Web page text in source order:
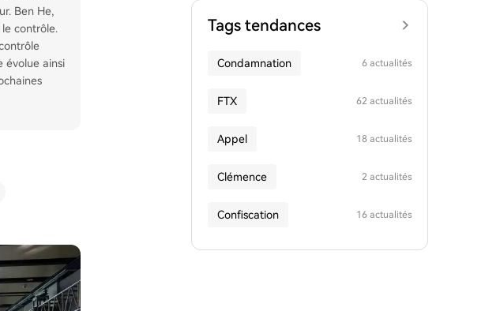
Ben He,
contrôle.
évolue ainsi
Tags tendances
Condamnation 6 actualités
FTX 62 actualités
Appel 18 actualités
Clémence 2 actualités
Confiscation 16 actualités